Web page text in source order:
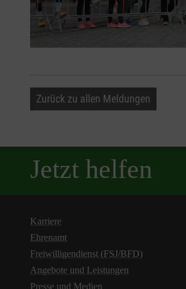
Zurück zu allen Meldungen
Jetzt helfen
Karriere
Ehrenamt
Freiwilligendienst (FSJ/BFD)
Angebote und Leistungen
Presse und Medien